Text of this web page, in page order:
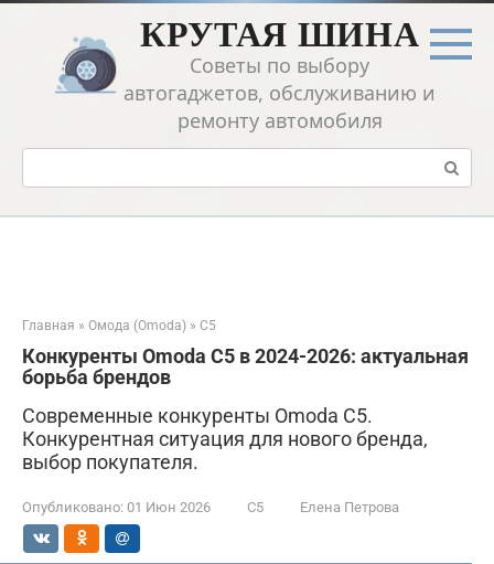
Перейти
контенту
КРУТАЯ ШИНА
Советы по выбору
автогаджетов, обслуживанию и
ремонту автомобиля
Поиск:
Главная » Омода (Omoda) » C5
Конкуренты Omoda C5 в 2024-2026: актуальная
борьба брендов
Современные конкуренты Omoda C5.
Конкурентная ситуация для нового бренда,
выбор покупателя.
Опубликовано: 01 Июн 2026 C5 Елена Петрова